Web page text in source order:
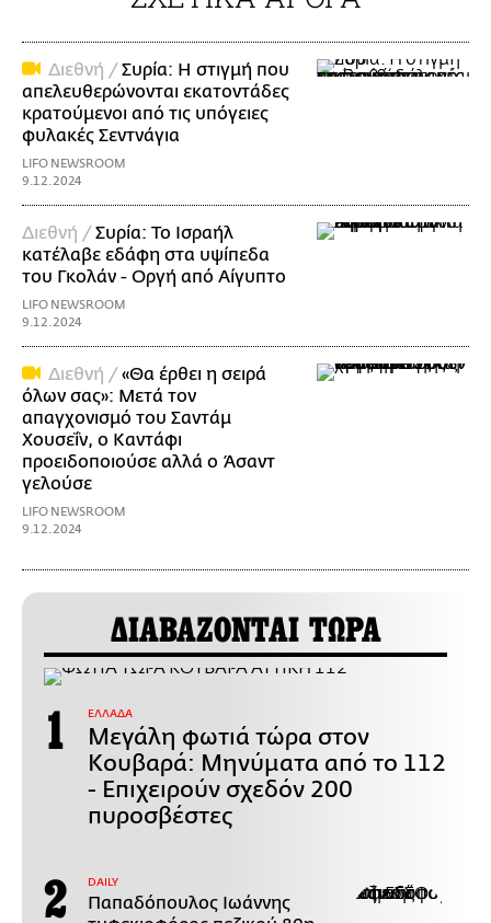
Διεθνή /Συρία: Η στιγμή που
απελευθερώνονται εκατοντάδες
κρατούμενοι από τις υπόγειες
φυλακές Σεντνάγια
LIFO NEWSROOM
9.12.2024
Διεθνή /Συρία: Το Ισραήλ
κατέλαβε εδάφη στα υψίπεδα
του Γκολάν - Οργή από Αίγυπτο
LIFO NEWSROOM
9.12.2024
Διεθνή /«Θα έρθει η σειρά
όλων σας»: Μετά τον
απαγχονισμό του Σαντάμ
Χουσεΐν, ο Καντάφι
προειδοποιούσε αλλά ο Άσαντ
γελούσε
LIFO NEWSROOM
9.12.2024
ΔΙΑΒΑΖΟΝΤΑΙ ΤΩΡΑ
ΕΛΛΑΔΑ
Μεγάλη φωτιά τώρα στον
Κουβαρά: Μηνύματα από το 112
- Επιχειρούν σχεδόν 200
πυροσβέστες
DAILY
Παπαδόπουλος Ιωάννης